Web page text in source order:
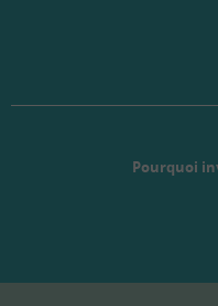
Pourquoi